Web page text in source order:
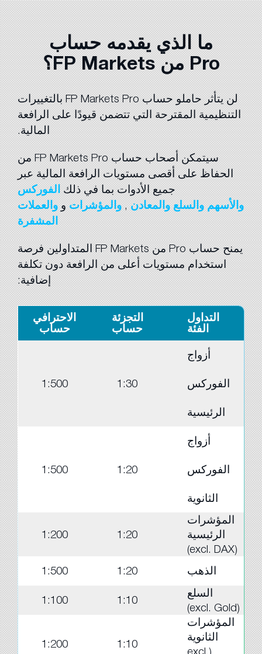
ما الذي يقدمه حساب
Pro من FP Markets؟
لن يتأثر حاملو حساب FP Markets Pro بالتغييرات
التنظيمية المقترحة التي تتضمن قيودًا على الرافعة
المالية.
سيتمكن أصحاب حساب FP Markets Pro من
الحفاظ على أقصى مستويات الرافعة المالية عبر
جميع الأدوات بما في ذلكالفوركس
والأسهموالسلعوالمعادن,والمؤشراتووالعملات
المشفرة
يمنح حساب Pro من FP Markets المتداولين فرصة
استخدام مستويات أعلى من الرافعة دون تكلفة
إضافية:
التداول
الفئة
التجزئة
حساب
الاحترافي
حساب
أزواج
الفوركس
الرئيسية
1:30
1:500
أزواج
الفوركس
الثانوية
1:20
1:500
المؤشرات
الرئيسية
(excl. DAX)
1:20
1:200
الذهب 1:20
1:500
السلع
(excl. Gold)
1:10
1:100
المؤشرات
الثانوية
(excl.
1:10
1:200